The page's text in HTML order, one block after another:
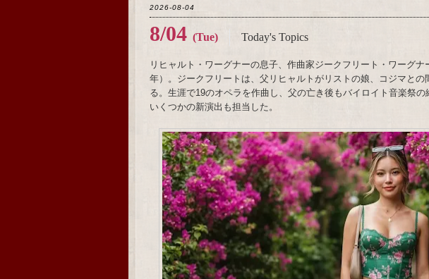
2026-08-04
8/04 (Tue) Today's Topics
リヒャルト・ワーグナーの息子、作曲家ジークフリート・ワーグナ
年）。ジークフリートは、父リヒャルトがリストの娘、コジマとの
る。生涯で19のオペラを作曲し、父の亡き後もバイロイト音楽祭の
いくつかの新演出も担当した。